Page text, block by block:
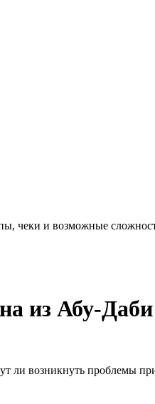
чеки и возможные
из Абу-
ли возникнуть проблемы